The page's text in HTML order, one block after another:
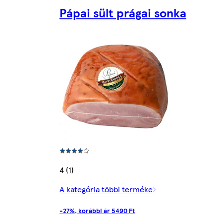
Pápai sült prágai sonka
4 (1)
A kategória többi terméke
-27%, korábbi ár 5490 Ft